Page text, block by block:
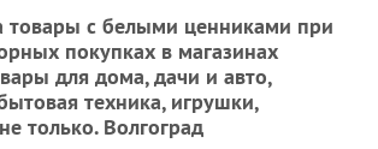
товары с белыми ценниками при
покупках в магазинах
для дома, дачи и авто,
техника, игрушки,
только. Волгоград